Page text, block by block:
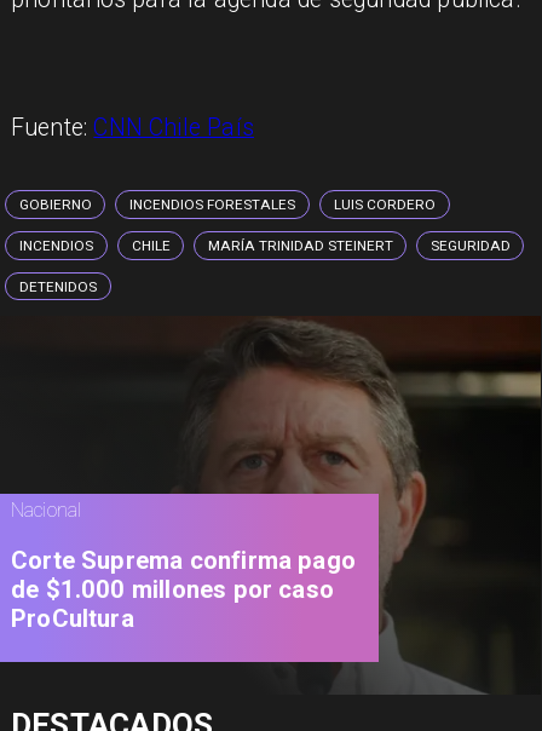
Fuente:CNN Chile País
GOBIERNO INCENDIOS FORESTALES LUIS CORDERO
INCENDIOS CHILE MARÍA TRINIDAD STEINERT SEGURIDAD
DETENIDOS
Nacional
Corte Suprema confirma pago
de $1.000 millones por caso
ProCultura